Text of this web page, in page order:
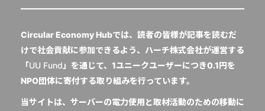
Circular Economy Hubでは、読者の皆様が記事を読むだ
けで社会貢献に参加できるよう、ハーチ株式会社が運営する
「UU Fund 」を通じて、1ユニークユーザーにつき0.1円を
NPO団体に寄付する取り組みを行っています。
当サイトは、サーバーの電力使用と取材活動のための移動に